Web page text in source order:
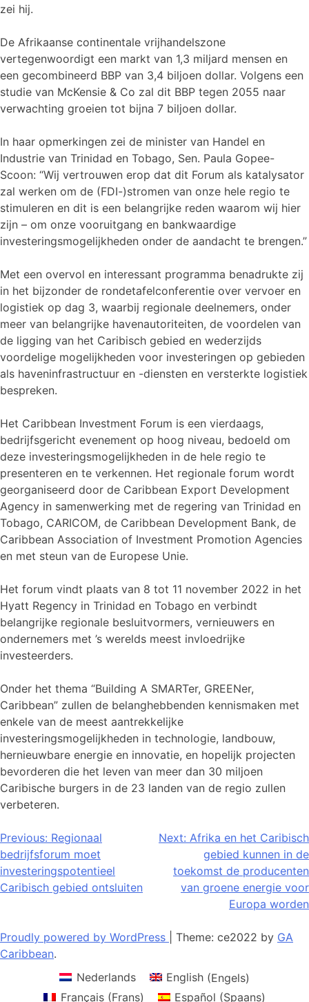
zei hij.
De Afrikaanse continentale vrijhandelszone
vertegenwoordigt een markt van 1,3 miljard mensen en
een gecombineerd BBP van 3,4 biljoen dollar. Volgens een
studie van McKensie & Co zal dit BBP tegen 2055 naar
verwachting groeien tot bijna 7 biljoen dollar.
In haar opmerkingen zei de minister van Handel en
Industrie van Trinidad en Tobago, Sen. Paula Gopee-
Scoon: “Wij vertrouwen erop dat dit Forum als katalysator
zal werken om de (FDI-)stromen van onze hele regio te
stimuleren en dit is een belangrijke reden waarom wij hier
zijn – om onze vooruitgang en bankwaardige
investeringsmogelijkheden onder de aandacht te brengen.”
Met een overvol en interessant programma benadrukte zij
in het bijzonder de rondetafelconferentie over vervoer en
logistiek op dag 3, waarbij regionale deelnemers, onder
meer van belangrijke havenautoriteiten, de voordelen van
de ligging van het Caribisch gebied en wederzijds
voordelige mogelijkheden voor investeringen op gebieden
als haveninfrastructuur en -diensten en versterkte logistiek
bespreken.
Het Caribbean Investment Forum is een vierdaags,
bedrijfsgericht evenement op hoog niveau, bedoeld om
deze investeringsmogelijkheden in de hele regio te
presenteren en te verkennen. Het regionale forum wordt
georganiseerd door de Caribbean Export Development
Agency in samenwerking met de regering van Trinidad en
Tobago, CARICOM, de Caribbean Development Bank, de
Caribbean Association of Investment Promotion Agencies
en met steun van de Europese Unie.
Het forum vindt plaats van 8 tot 11 november 2022 in het
Hyatt Regency in Trinidad en Tobago en verbindt
belangrijke regionale besluitvormers, vernieuwers en
ondernemers met ’s werelds meest invloedrijke
investeerders.
Onder het thema “Building A SMARTer, GREENer,
Caribbean” zullen de belanghebbenden kennismaken met
enkele van de meest aantrekkelijke
investeringsmogelijkheden in technologie, landbouw,
hernieuwbare energie en innovatie, en hopelijk projecten
bevorderen die het leven van meer dan 30 miljoen
Caribische burgers in de 23 landen van de regio zullen
verbeteren.
Bericht
navigatie
Previous: Regionaal
bedrijfsforum moet
investeringspotentieel
Caribisch gebied ontsluiten
Next: Afrika en het Caribisch
gebied kunnen in de
toekomst de producenten
van groene energie voor
Europa worden
Proudly powered by WordPress Theme: ce2022 by GA
Caribbean.
Nederlands
English(Engels)
Français(Frans) Español (Spaans)